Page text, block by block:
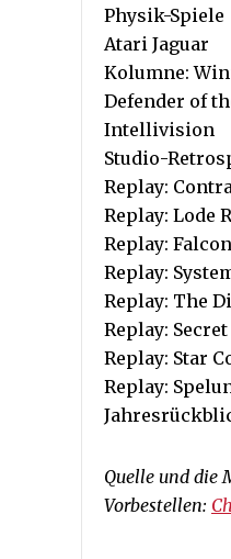
Physik-Spiele
Atari Jaguar
Kolumne:
Defender of
Intellivision
Studio-
Replay:
Replay: Lode
Replay: Falcon
Replay:
Replay: The
Replay:
Replay: Star
Replay:
Quelle und die
Vorbestellen: